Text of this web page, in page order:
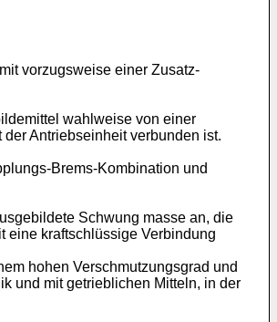
vorzugsweise einer Zusatz-
wahlweise von einer
Antriebseinheit verbunden ist.
Brems-Kombination und
Schwung masse an, die
eine kraftschlüssige Verbindung
hohen Verschmutzungsgrad und
und mit getrieblichen Mitteln, in der